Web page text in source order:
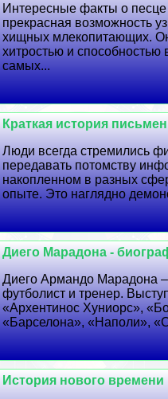
Интересные факты о песце
прекрасная возможность
хищных млекопитающих.
хитростью и способностью
самых...
Краткая история
Люди всегда стремились
передавать потомству
накопленном в разных
опыте. Это наглядно
Диего Марадона -
Диего Армaндо Марадона –
футболист и тренер.
«Архентинос Хуниорс»,
«Барселона», «Наполи»,
История нового времени